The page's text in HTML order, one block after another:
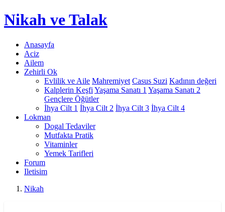
Nikah ve Talak
Anasayfa
Aciz
Ailem
Zehirli Ok
Evlilik ve Aile Mahremiyet Casus Suzi Kadının değeri
Kalplerin Keşfi Yaşama Sanatı 1 Yaşama Sanatı 2
Gençlere Öğütler
İhya Cilt 1 İhya Cilt 2 İhya Cilt 3 İhya Cilt 4
Lokman
Dogal Tedaviler
Mutfakta Pratik
Vitaminler
Yemek Tarifleri
Forum
Iletisim
Nikah